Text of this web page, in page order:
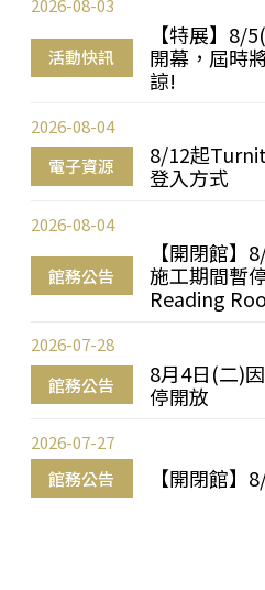
活動快訊
【特展】8/
開幕，屆時
諒!
2026-08-03
電子資源
8/12起
登入方式
2026-08-04
館務公告
【開閉館
施工期間暫
Reading
2026-08-04
館務公告
8月4日(二)
停開放
2026-07-28
館務公告 【開閉館】
2026-07-27